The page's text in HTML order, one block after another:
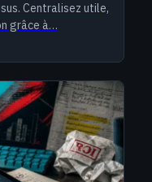
Centralisez utile,
grâce à…